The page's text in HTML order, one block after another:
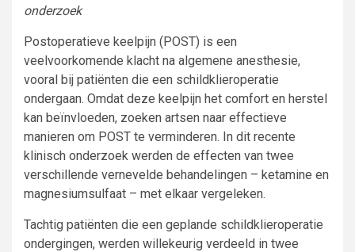
onderzoek
Postoperatieve keelpijn (POST) is een
veelvoorkomende klacht na algemene anesthesie,
vooral bij patiënten die een schildklieroperatie
ondergaan. Omdat deze keelpijn het comfort en herstel
kan beïnvloeden, zoeken artsen naar effectieve
manieren om POST te verminderen. In dit recente
klinisch onderzoek werden de effecten van twee
verschillende vernevelde behandelingen – ketamine en
magnesiumsulfaat – met elkaar vergeleken.
Tachtig patiënten die een geplande schildklieroperatie
ondergingen, werden willekeurig verdeeld in twee